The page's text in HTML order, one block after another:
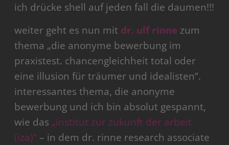
ich drücke shell auf jeden fall die daumen!!!
weiter geht es nun mit dr. ulf rinne zum
thema „die anonyme bewerbung im
praxistest. chancengleichheit total oder
eine illusion für träumer und idealisten“.
interessantes thema, die anonyme
bewerbung und ich bin absolut gespannt,
wie das „institut zur zukunft der arbeit
(iza)“ – in dem dr. rinne research associate